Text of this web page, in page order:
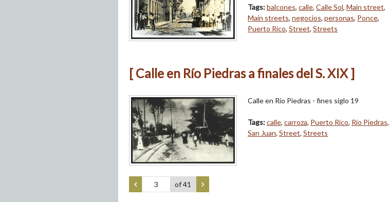
Tags:balcones, calle, Calle Sol, Main street,
Main streets, negocios, personas, Ponce,
Puerto Rico, Street, Streets
[ Calle en Río Piedras a finales del S. XIX ]
Calle en Río Piedras - fines siglo 19
Tags:calle, carroza, Puerto Rico, Río Piedras,
San Juan, Street, Streets
of 41